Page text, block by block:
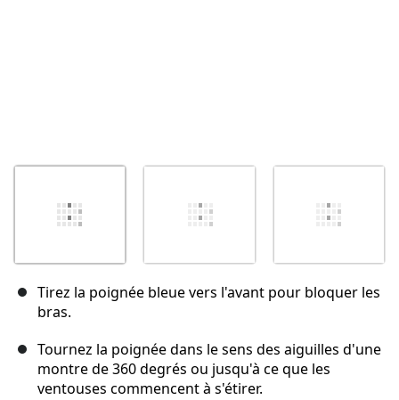
Tirez la poignée bleue vers l'avant pour bloquer les
bras.
Tournez la poignée dans le sens des aiguilles d'une
montre de 360 degrés ou jusqu'à ce que les
ventouses commencent à s'étirer.